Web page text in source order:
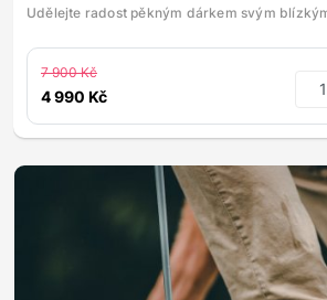
Udělejte radost pěkným dárkem svým
7 900 Kč
4 990 Kč